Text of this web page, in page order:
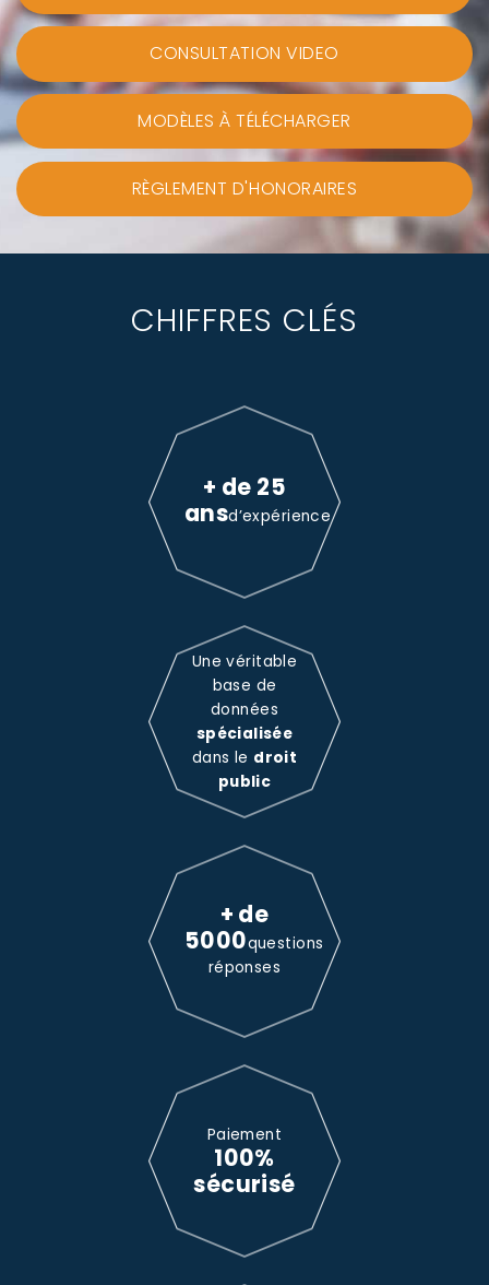
CONSULTATION VIDEO
MODÈLES À TÉLÉCHARGER
RÈGLEMENT D'HONORAIRES
CHIFFRES CLÉS
+ de 25
ansd’expérience
Une véritable
base de
données
spécialisée
dans le droit
public
+ de
5000questions
réponses
Paiement
100%
sécurisé